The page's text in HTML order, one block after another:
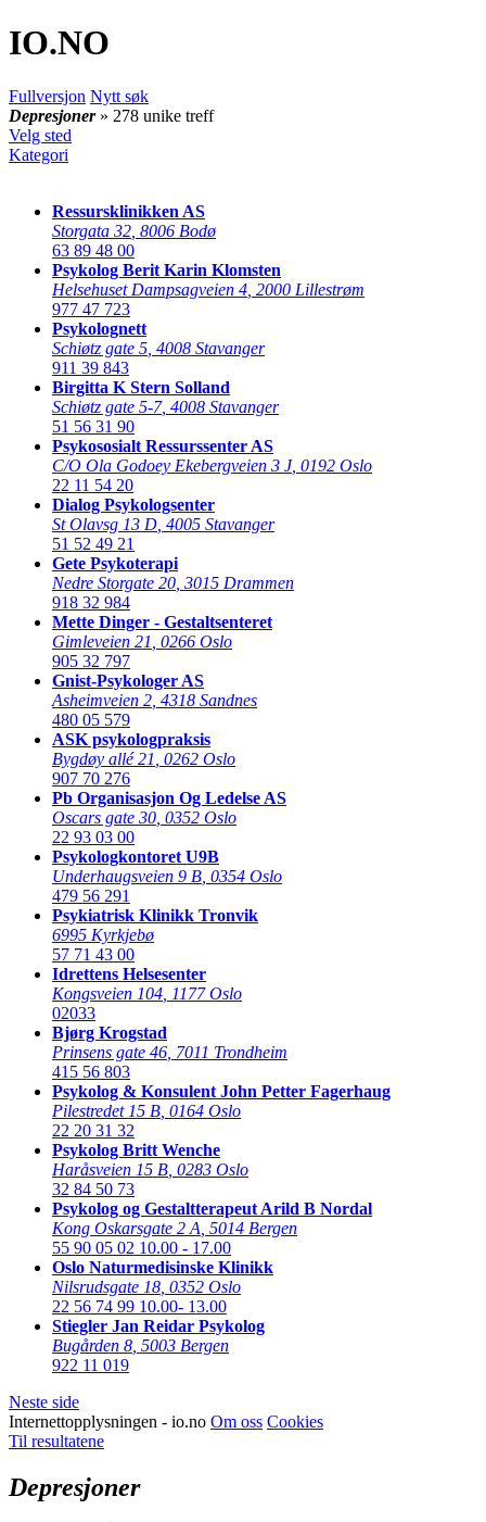
IO.NO
Fullversjon Nytt søk
Depresjoner » 278 unike treff
Velg sted
Kategori
Ressursklinikken AS
Storgata 32 8006 Bodø
63 89 48 00
Psykolog Berit Karin Klomsten
Helsehuset Dampsagveien 4 2000 Lillestrøm
977 47 723
Psykolognett
Schiøtz gate 5 4008 Stavanger
911 39 843
Birgitta K Stern Solland
Schiøtz gate 5-7, 4008 Stavanger
51 56 31 90
Psykososialt Ressurssenter AS
C/O Ola Godoey Ekebergveien 3 J, 0192 Oslo
22 11 54 20
Dialog Psykologsenter
St Olavsg 13 D 4005 Stavanger
51 52 49 21
Gete Psykoterapi
Nedre Storgate 20 3015 Drammen
918 32 984
Mette Dinger - Gestaltsenteret
Gimleveien 21 0266 Oslo
905 32 797
Gnist-Psykologer AS
Asheimveien 2 4318 Sandnes
480 05 579
ASK psykologpraksis
Bygdøy allé 21 0262 Oslo
907 70 276
Pb Organisasjon Og Ledelse AS
Oscars gate 30 0352 Oslo
22 93 03 00
Psykologkontoret U9B
Underhaugsveien 9 B 0354 Oslo
479 56 291
Psykiatrisk Klinikk Tronvik
6995 Kyrkjebø
57 71 43 00
Idrettens Helsesenter
Kongsveien 104 1177 Oslo
02033
Bjørg Krogstad
Prinsens gate 46 7011 Trondheim
415 56 803
Psykolog & Konsulent John Petter Fagerhaug
Pilestredet 15 B 0164 Oslo
22 20 31 32
Psykolog Britt Wenche
Haråsveien 15 B 0283 Oslo
32 84 50 73
Psykolog og Gestaltterapeut Arild B Nordal
Kong Oskarsgate 2 A 5014 Bergen
55 90 05 02 10.00 - 17.00
Oslo Naturmedisinske Klinikk
Nilsrudsgate 18 0352 Oslo
22 56 74 99 10.00- 13.00
Stiegler Jan Reidar Psykolog
Bugården 8 5003 Bergen
922 11 019
Neste side
Internettopplysningen - io.no Om oss Cookies
Til resultatene
Depresjoner